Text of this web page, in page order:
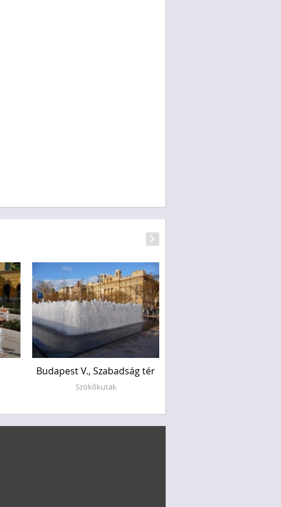
Budapest V., Szabadság tér
Szökőkutak